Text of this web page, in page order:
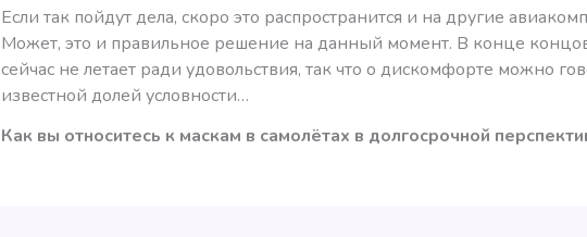
Если так пойдут дела, скоро это распространится и на другие
Может, это и правильное решение на данный момент. В конце
сейчас не летает ради удовольствия, так что о дискомфорте можно
известной долей условности…
Как вы относитесь к маскам в самолётах в долгосрочной